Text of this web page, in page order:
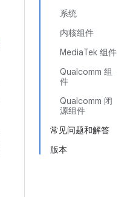
系统
内核组件
MediaTek 组件
Qualcomm 组
件
Qualcomm 闭
源组件
常见问题和解答
版本